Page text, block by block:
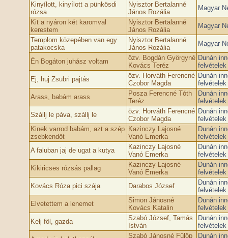
Kinyílott, kinyílott a pünkösdi
rózsa
Nyisztor Bertalanné
János Rozália
Magyar
Kit a nyáron két karomval
kerestem
Nyisztor Bertalanné
János Rozália
Magyar
Templom közepében van egy
patakocska
Nyisztor Bertalanné
János Rozália
Magyar
Én Bogáton juhász voltam
özv. Bogdán Györgyné
Kovács Teréz
Dunán
felvételek
Ej, huj Zsubri pajtás
özv. Horváth Ferencné
Czobor Magda
Dunán
felvételek
Arass, babám arass
Posza Ferencné Tóth
Teréz
Dunán
felvételek
Szállj le páva, szállj le
özv. Horváth Ferencné
Czobor Magda
Dunán
felvételek
Kinek varrod babám, azt a szép
zsebkendőt
Kazinczy Lajosné
Vanó Emerka
Dunán
felvételek
A faluban jaj de ugat a kutya
Kazinczy Lajosné
Vanó Emerka
Dunán
felvételek
Kikiricses rózsás pallag
Kazinczy Lajosné
Vanó Emerka
Dunán
felvételek
Kovács Róza pici szája
Darabos József
Dunán
felvételek
Elvetettem a lenemet
Simon Jánosné
Kovács Katalin
Dunán
felvételek
Kelj föl, gazda
Szabó József, Tamás
István
Dunán
felvételek
Szabó Jánosné Fülöp
Dunán